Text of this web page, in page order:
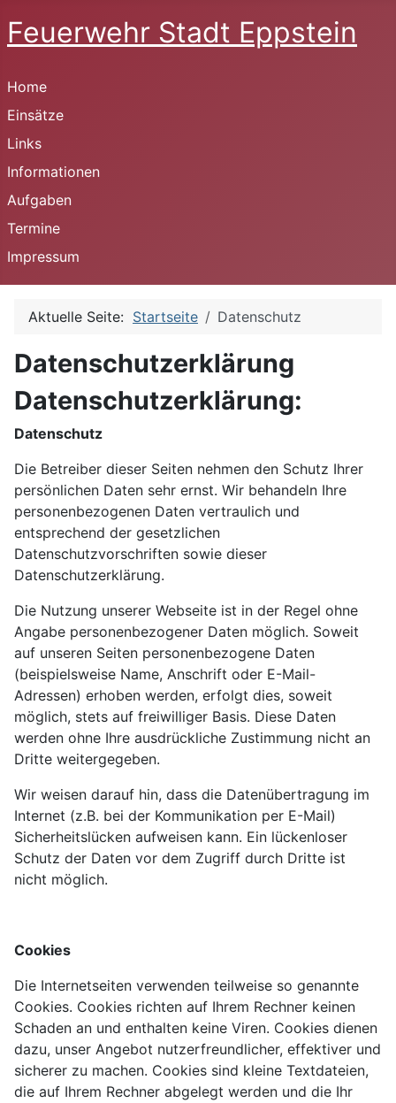
Feuerwehr Stadt Eppstein
Home
Einsätze
Links
Informationen
Aufgaben
Termine
Impressum
Aktuelle Seite: Startseite Datenschutz
Datenschutzerklärung
Datenschutzerklärung:
Datenschutz
Die Betreiber dieser Seiten nehmen den Schutz Ihrer
persönlichen Daten sehr ernst. Wir behandeln Ihre
personenbezogenen Daten vertraulich und
entsprechend der gesetzlichen
Datenschutzvorschriften sowie dieser
Datenschutzerklärung.
Die Nutzung unserer Webseite ist in der Regel ohne
Angabe personenbezogener Daten möglich. Soweit
auf unseren Seiten personenbezogene Daten
(beispielsweise Name, Anschrift oder E-Mail-
Adressen) erhoben werden, erfolgt dies, soweit
möglich, stets auf freiwilliger Basis. Diese Daten
werden ohne Ihre ausdrückliche Zustimmung nicht an
Dritte weitergegeben.
Wir weisen darauf hin, dass die Datenübertragung im
Internet (z.B. bei der Kommunikation per E-Mail)
Sicherheitslücken aufweisen kann. Ein lückenloser
Schutz der Daten vor dem Zugriff durch Dritte ist
nicht möglich.
Cookies
Die Internetseiten verwenden teilweise so genannte
Cookies. Cookies richten auf Ihrem Rechner keinen
Schaden an und enthalten keine Viren. Cookies dienen
dazu, unser Angebot nutzerfreundlicher, effektiver und
sicherer zu machen. Cookies sind kleine Textdateien,
die auf Ihrem Rechner abgelegt werden und die Ihr